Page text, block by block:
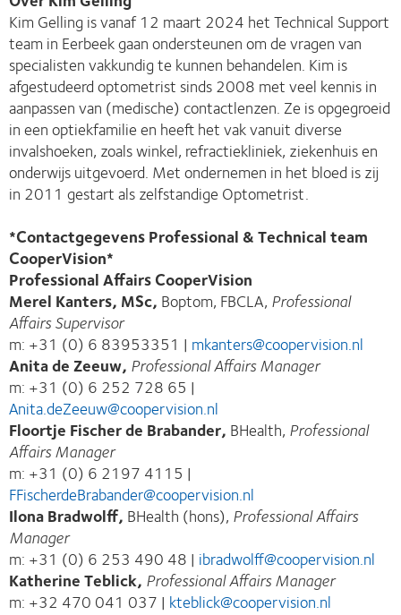
Kim Gelling is vanaf 12 maart 2024 het Technical Support
team in Eerbeek gaan ondersteunen om de vragen van
specialisten vakkundig te kunnen behandelen. Kim is
afgestudeerd optometrist sinds 2008 met veel kennis in
aanpassen van (medische) contactlenzen. Ze is opgegroeid
in een optiekfamilie en heeft het vak vanuit diverse
invalshoeken, zoals winkel, refractiekliniek, ziekenhuis en
onderwijs uitgevoerd. Met ondernemen in het bloed is zij
in 2011 gestart als zelfstandige Optometrist.
*Contactgegevens Professional & Technical team
CooperVision*
Professional Affairs CooperVision
Merel Kanters, MSc, Boptom, FBCLA, Professional
Affairs Supervisor
m: +31 (0) 6 83953351 | mkanters@coopervision.nl
Anita de Zeeuw, Professional Affairs Manager
m: +31 (0) 6 252 728 65 |
Anita.deZeeuw@coopervision.nl
Floortje Fischer de Brabander, BHealth, Professional
Affairs Manager
m: +31 (0) 6 2197 4115 |
FFischerdeBrabander@coopervision.nl
Ilona Bradwolff, BHealth (hons), Professional Affairs
Manager
m: +31 (0) 6 253 490 48 | ibradwolff@coopervision.nl
Katherine Teblick, Professional Affairs Manager
m: +32 470 041 037 | kteblick@coopervision.nl